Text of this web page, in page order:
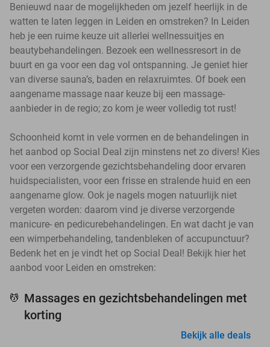
Benieuwd naar de mogelijkheden om jezelf heerlijk in de
watten te laten leggen in Leiden en omstreken? In Leiden
heb je een ruime keuze uit allerlei wellnessuitjes en
beautybehandelingen. Bezoek een wellnessresort in de
buurt en ga voor een dag vol ontspanning. Je geniet hier
van diverse sauna’s, baden en relaxruimtes. Of boek een
aangename massage naar keuze bij een massage-
aanbieder in de regio; zo kom je weer volledig tot rust!
Schoonheid komt in vele vormen en de behandelingen in
het aanbod op Social Deal zijn minstens net zo divers! Kies
voor een verzorgende gezichtsbehandeling door ervaren
huidspecialisten, voor een frisse en stralende huid en een
aangename glow. Ook je nagels mogen natuurlijk niet
vergeten worden: daarom vind je diverse verzorgende
manicure- en pedicurebehandelingen. En wat dacht je van
een wimperbehandeling, tandenbleken of accupunctuur?
Bedenk het en je vindt het op Social Deal! Bekijk hier het
aanbod voor Leiden en omstreken:
💆 Massages en gezichtsbehandelingen met
korting
Bekijk alle deals